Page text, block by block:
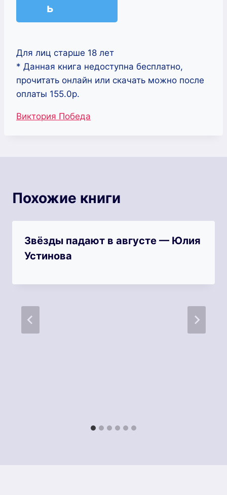
ь
Для лиц старше 18 лет
* Данная книга недоступна бесплатно,
прочитать онлайн или скачать можно после
оплаты 155.0р.
Метки
Виктория Победа
Похожие книги
Звёзды падают в августе — Юлия
Устинова